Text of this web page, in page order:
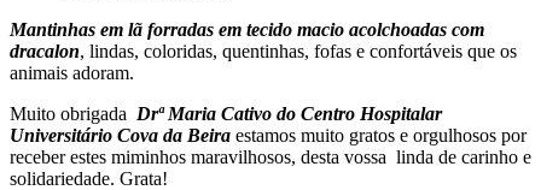
Mantinhas em lã forradas em tecido macio acolchoadas com
dracalon, lindas, coloridas, quentinhas, fofas e confortáveis que os
animais adoram.
Muito obrigada Drª Maria Cativo do Centro Hospitalar
Universitário Cova da Beira estamos muito gratos e orgulhosos por
receber estes miminhos maravilhosos, desta vossa linda de carinho e
solidariedade. Grata!